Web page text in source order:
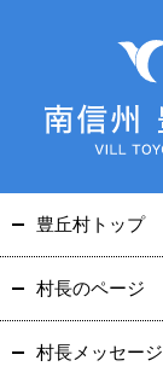
豊丘村トップ
村長のページ
村長メッセージ